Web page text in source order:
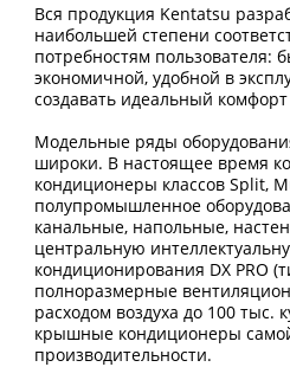
Вся продукция Kentatsu
наибольшей степени
потребностям пользователя:
экономичной, удобной в
создавать идеальный
Модельные ряды
широки. В настоящее время
кондиционеры классов Split,
полупромышленное
канальные, напольные,
центральную
кондиционирования DX PRO
полноразмерные
расходом воздуха до 100 тыс.
крышные кондиционеры
производительности.